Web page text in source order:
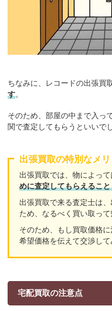
ちなみに、レコードの出張買
す。
そのため、部屋の中まで入っ
関で査定してもらうといいで
出張買取の特別なメ
出張買取では、物によって
めに査定してもらえるこ
出張買取で来る査定士は
ため、なるべく買い取って
そのため、もし買取価格に
希望価格を伝えて交渉して
宅配買取の注意点